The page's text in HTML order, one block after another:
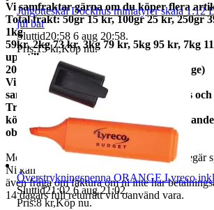
Vi samfraktar gärna om du köper flera
Total frakt: 50gr 15 kr, 100gr 25 kr, 250gr
1kg
59kr, 2kg 73 kr, 3kg 79 kr, 5kg 95 kr, 7kg
upp till
20kg 159 kr (priserna gäller inom Sverige)
Vi
samfraktar med Fyndgross, Lampgross och
Tradera. Om du
köper från mer än en skicka ett
observerar det.
Moms ingår i våra priser. Har ni företag begär
Ni kan
även fråga om faktura om ni inte har
14 dagars full returrätt vid oanvänd vara.
Julgotteskål Dockhus miniatyrer skala 1:12
jul bar
Sluttid20:58 6 aug 20:58.
Pris:15 kr,Köp nu.
Överstrykningspenna ORANGE Lyreco
Sluttid21:02 6 aug 21:02.
Pris:8 kr,Köp nu.